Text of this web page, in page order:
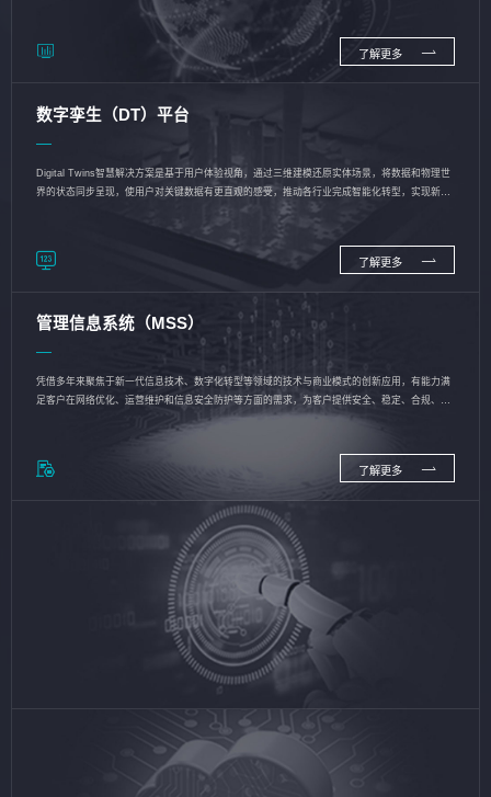
了解更多
数字孪生（DT）平台
Digital Twins智慧解决方案是基于用户体验视角，通过三维建模还原实体场景，将数据和物理世
界的状态同步呈现，使用户对关键数据有更直观的感受，推动各行业完成智能化转型，实现新旧
了解更多
管理信息系统（MSS）
凭借多年来聚焦于新一代信息技术、数字化转型等领域的技术与商业模式的创新应用，有能力满
足客户在网络优化、运营维护和信息安全防护等方面的需求，为客户提供安全、稳定、合规、持
了解更多